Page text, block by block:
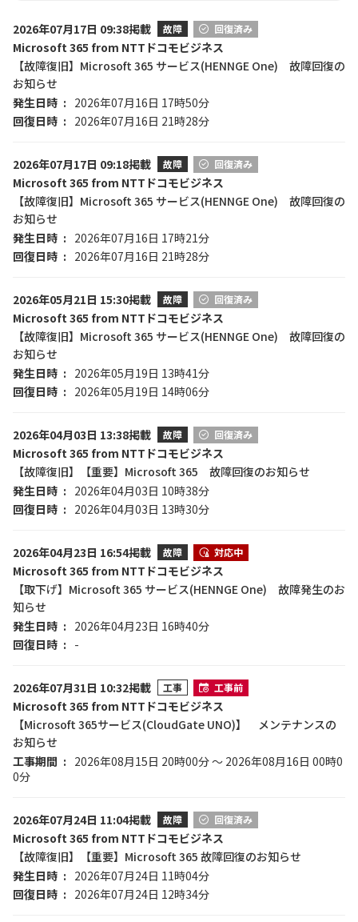
2026年07月17日 09:38掲載 故障 回復済み
Microsoft 365 from NTTドコモビジネス
【故障復旧】Microsoft 365 サービス(HENNGE One) 故障回復の
お知らせ
発生日時
2026年07月16日 17時50分
回復日時
2026年07月16日 21時28分
2026年07月17日 09:18掲載 故障 回復済み
Microsoft 365 from NTTドコモビジネス
【故障復旧】Microsoft 365 サービス(HENNGE One) 故障回復の
お知らせ
発生日時
2026年07月16日 17時21分
回復日時
2026年07月16日 21時28分
2026年05月21日 15:30掲載 故障 回復済み
Microsoft 365 from NTTドコモビジネス
【故障復旧】Microsoft 365 サービス(HENNGE One) 故障回復の
お知らせ
発生日時
2026年05月19日 13時41分
回復日時
2026年05月19日 14時06分
2026年04月03日 13:38掲載 故障 回復済み
Microsoft 365 from NTTドコモビジネス
【故障復旧】【重要】Microsoft 365 故障回復のお知らせ
発生日時
2026年04月03日 10時38分
回復日時
2026年04月03日 13時30分
2026年04月23日 16:54掲載 故障 対応中
Microsoft 365 from NTTドコモビジネス
【取下げ】Microsoft 365 サービス(HENNGE One) 故障発生のお
知らせ
発生日時
2026年04月23日 16時40分
回復日時
-
2026年07月31日 10:32掲載 工事 工事前
Microsoft 365 from NTTドコモビジネス
【Microsoft 365サービス(CloudGate UNO)】 メンテナンスの
お知らせ
工事期間
2026年08月15日 20時00分 ～ 2026年08月16日 00時0
0分
2026年07月24日 11:04掲載 故障 回復済み
Microsoft 365 from NTTドコモビジネス
【故障復旧】【重要】Microsoft 365 故障回復のお知らせ
発生日時
2026年07月24日 11時04分
回復日時
2026年07月24日 12時34分